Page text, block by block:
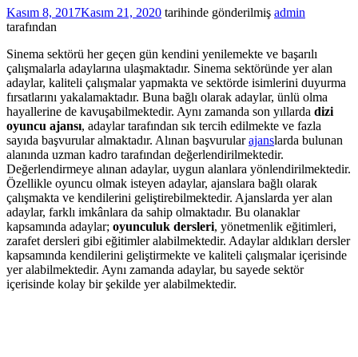
Kasım 8, 2017Kasım 21, 2020 tarihinde gönderilmiş admin
tarafından
Sinema sektörü her geçen gün kendini yenilemekte ve başarılı
çalışmalarla adaylarına ulaşmaktadır. Sinema sektöründe yer alan
adaylar, kaliteli çalışmalar yapmakta ve sektörde isimlerini duyurma
fırsatlarını yakalamaktadır. Buna bağlı olarak adaylar, ünlü olma
hayallerine de kavuşabilmektedir. Aynı zamanda son yıllarda dizi
oyuncu ajansı, adaylar tarafından sık tercih edilmekte ve fazla
sayıda başvurular almaktadır. Alınan başvurularajanslarda bulunan
alanında uzman kadro tarafından değerlendirilmektedir.
Değerlendirmeye alınan adaylar, uygun alanlara yönlendirilmektedir.
Özellikle oyuncu olmak isteyen adaylar, ajanslara bağlı olarak
çalışmakta ve kendilerini geliştirebilmektedir. Ajanslarda yer alan
adaylar, farklı imkânlara da sahip olmaktadır. Bu olanaklar
kapsamında adaylar; oyunculuk dersleri, yönetmenlik eğitimleri,
zarafet dersleri gibi eğitimler alabilmektedir. Adaylar aldıkları dersler
kapsamında kendilerini geliştirmekte ve kaliteli çalışmalar içerisinde
yer alabilmektedir. Aynı zamanda adaylar, bu sayede sektör
içerisinde kolay bir şekilde yer alabilmektedir.